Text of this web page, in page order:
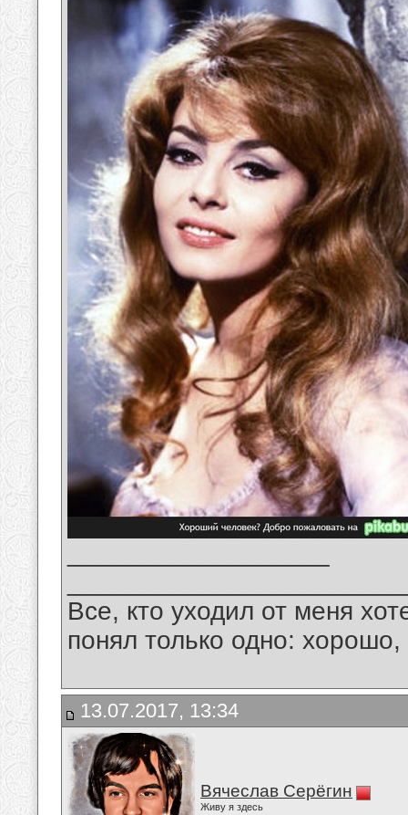
Все, кто уходил от меня
понял только одно:
13.07.2017, 13:34
Вячеслав Серёгин
Живу я здесь